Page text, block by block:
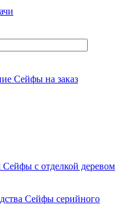
Сейфы на заказ
Сейфы с отделкой деревом
Сейфы серийного